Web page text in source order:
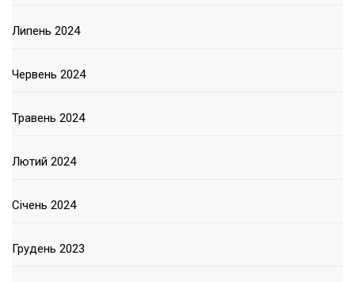
Липень 2024
Червень 2024
Травень 2024
Лютий 2024
Січень 2024
Грудень 2023